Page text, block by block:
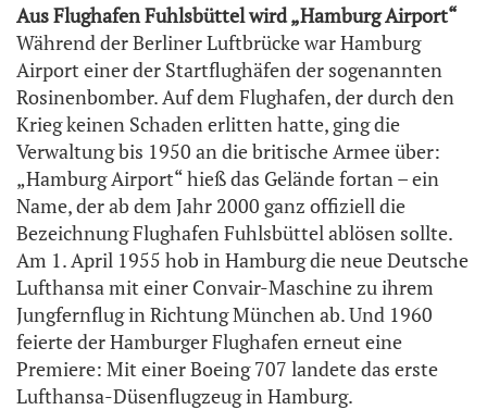
Aus Flughafen Fuhlsbüttel wird „Hamburg Airport“
Während der Berliner Luftbrücke war Hamburg
Airport einer der Startflughäfen der sogenannten
Rosinenbomber. Auf dem Flughafen, der durch den
Krieg keinen Schaden erlitten hatte, ging die
Verwaltung bis 1950 an die britische Armee über:
„Hamburg Airport“ hieß das Gelände fortan – ein
Name, der ab dem Jahr 2000 ganz offiziell die
Bezeichnung Flughafen Fuhlsbüttel ablösen sollte.
Am 1. April 1955 hob in Hamburg die neue Deutsche
Lufthansa mit einer Convair-Maschine zu ihrem
Jungfernflug in Richtung München ab. Und 1960
feierte der Hamburger Flughafen erneut eine
Premiere: Mit einer Boeing 707 landete das erste
Lufthansa-Düsenflugzeug in Hamburg.